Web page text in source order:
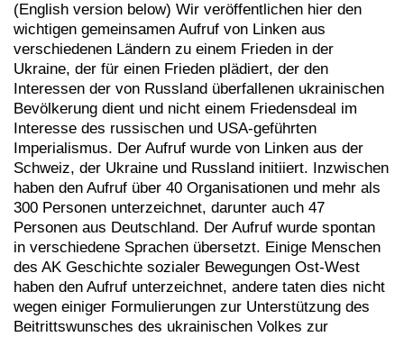
(English version below) Wir veröffentlichen hier den
wichtigen gemeinsamen Aufruf von Linken aus
verschiedenen Ländern zu einem Frieden in der
Ukraine, der für einen Frieden plädiert, der den
Interessen der von Russland überfallenen ukrainischen
Bevölkerung dient und nicht einem Friedensdeal im
Interesse des russischen und USA-geführten
Imperialismus. Der Aufruf wurde von Linken aus der
Schweiz, der Ukraine und Russland initiiert. Inzwischen
haben den Aufruf über 40 Organisationen und mehr als
300 Personen unterzeichnet, darunter auch 47
Personen aus Deutschland. Der Aufruf wurde spontan
in verschiedene Sprachen übersetzt. Einige Menschen
des AK Geschichte sozialer Bewegungen Ost-West
haben den Aufruf unterzeichnet, andere taten dies nicht
wegen einiger Formulierungen zur Unterstützung des
Beitrittswunsches des ukrainischen Volkes zur